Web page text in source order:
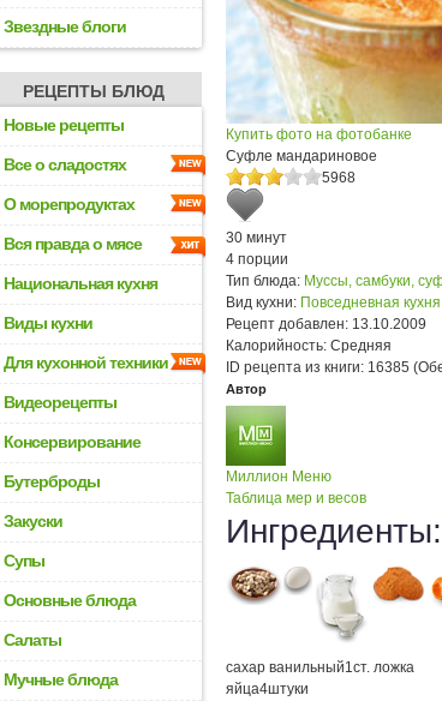
Звездные блоги
РЕЦЕПТЫ БЛЮД
Новые рецепты
Все о сладостях
О морепродуктах
Вся правда о мясе
Национальная кухня
Виды кухни
Для кухонной техники
Видеорецепты
Консервирование
Бутерброды
Закуски
Супы
Основные блюда
Салаты
Мучные блюда
Купить фото на фотобанке
Суфле мандариновое
5968
30 минут
4 порции
Тип блюда: Муссы, самбуки,
Вид кухни: Повседневная кухня
Рецепт добавлен: 13.10.2009
Калорийность: Средняя
ID рецепта из книги: 16385
Автор
Миллион Меню
Таблица мер и весов
Ингредиенты:
сахар ванильный1ст. ложка
яйца4штуки